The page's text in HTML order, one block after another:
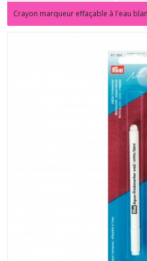
Crayon marqueur effaçable à l'eau